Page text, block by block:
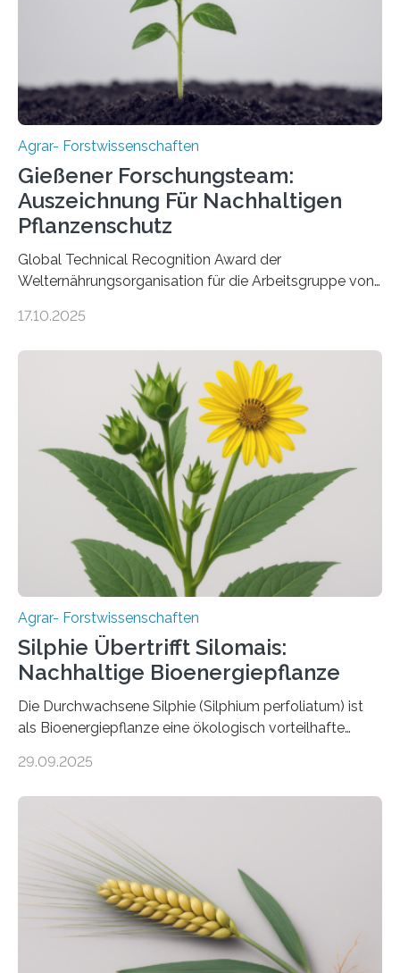
Agrar- Forstwissenschaften
Gießener Forschungsteam:
Auszeichnung Für Nachhaltigen
Pflanzenschutz
Global Technical Recognition Award der
Welternährungsorganisation für die Arbeitsgruppe von
Insektenbiotechnologie der JLU Insekten spielen eine
aber Krankheiten übertragen und der Landwirtschaft
und dem Gartenbau erhebliche Schäden zufügen. Es ist
daher entscheidend, Schadinsekten effektiv zu
bekämpfen, während gleichzeitig nützliche Insekten
erhalten bleiben. An der Justus-Liebig-Universität
Gießen (JLU) erforscht die Arbeitsgruppe von Prof. Dr.
Marc F. Schetelig am Institut für
Insektenbiotechnologie neue biologische und
biotechnologische Verfahren zur…
17.10.2025
Agrar- Forstwissenschaften
Silphie Übertrifft Silomais:
Nachhaltige Bioenergiepflanze
Die Durchwachsene Silphie (Silphium perfoliatum) ist
als Bioenergiepflanze eine ökologisch vorteilhafte
mehrjährigen Vergleichsstudie von Forschenden der
nach nachhaltigen Alternativen zur Energiegewinnung
aus landwirtschaftlichen Kulturen ist ein zentrales
Anliegen im Zuge der europäischen Klimaziele, bis
2050 klimaneutral zu werden. In Deutschland dominiert
bislang der Mais als Energiepflanze, doch sein Anbau
bringt ökologische Herausforderungen mit sich:
Bodenerosion, Nährstoffauswaschung und…
29.09.2025